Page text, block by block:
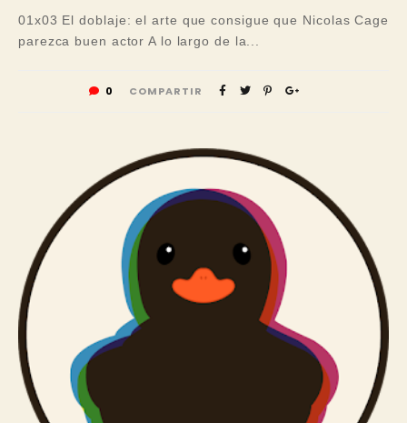
01x03 El doblaje: el arte que consigue que Nicolas Cage
parezca buen actor A lo largo de la...
0 COMPARTIR